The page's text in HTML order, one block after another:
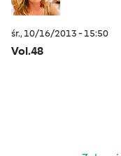
śr., 10/16/2013 - 15:50
Vol.48